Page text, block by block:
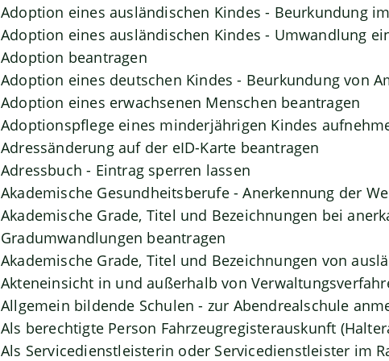
Adoption eines ausländischen Kindes - Beurkundung
Adoption eines ausländischen Kindes - Umwandlung
Adoption beantragen
Adoption eines deutschen Kindes - Beurkundung von
Adoption eines erwachsenen Menschen beantragen
Adoptionspflege eines minderjährigen Kindes
Adressänderung auf der eID-Karte beantragen
Adressbuch - Eintrag sperren lassen
Akademische Gesundheitsberufe - Anerkennung der
Akademische Grade, Titel und Bezeichnungen bei
Gradumwandlungen beantragen
Akademische Grade, Titel und Bezeichnungen von
Akteneinsicht in und außerhalb von
Allgemein bildende Schulen - zur Abendrealschule
Als berechtigte Person Fahrzeugregisterauskunft
Als Servicedienstleisterin oder Servicedienstleister im